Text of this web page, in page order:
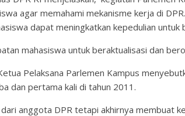
agar memahami mekanisme kerja di
dapat meningkatkan kepedulian untuk
mahasiswa untuk beraktualisasi dan
Pelaksana Parlemen Kampus
dan pertama kali di tahun 2011.
anggota DPR tetapi akhirnya membuat